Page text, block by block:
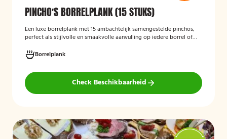
PINCHO'S BORRELPLANK (15 STUKS)
Een luxe borrelplank met 15 ambachtelijk samengestelde pinchos,
perfect als stijlvolle en smaakvolle aanvulling op iedere borrel of
Borrelplank
Check Beschikbaarheid